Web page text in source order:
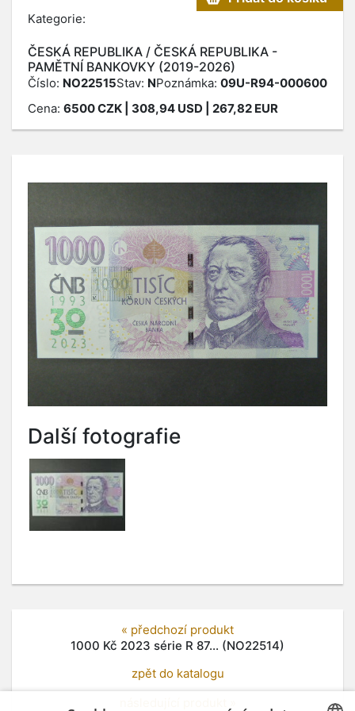
Kategorie:
ČESKÁ REPUBLIKA / ČESKÁ REPUBLIKA -
PAMĚTNÍ BANKOVKY (2019-2026)
Číslo: NO22515Stav: NPoznámka: 09U-R94-000600
Cena: 6500CZK | 308,94 USD | 267,82 EUR
Další fotografie
« předchozí produkt
1000 Kč 2023 série R 87... (NO22514)
zpět do katalogu